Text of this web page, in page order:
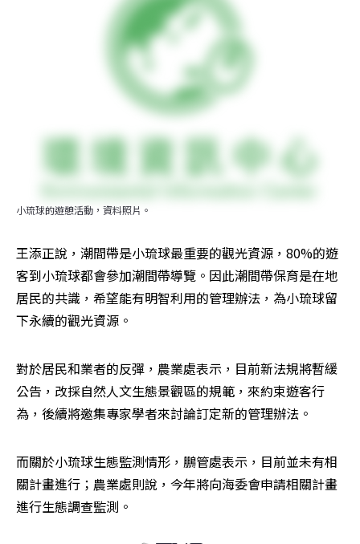
小琉球的遊憩活動，資料照片。
王添正說，潮間帶是小琉球最重要的觀光資源，80%的遊
客到小琉球都會參加潮間帶導覽。因此潮間帶保育是在地
居民的共識，希望能有明智利用的管理辦法，為小琉球留
下永續的觀光資源。
對於居民和業者的反彈，農業處表示，目前新法規將暫緩
公告，改採自然人文生態景觀區的規範，來約束遊客行
為，後續將邀集專家學者來討論訂定新的管理辦法。
而關於小琉球生態監測情形，鵬管處表示，目前並未有相
關計畫進行；農業處則說，今年將向海委會申請相關計畫
進行生態調查監測。